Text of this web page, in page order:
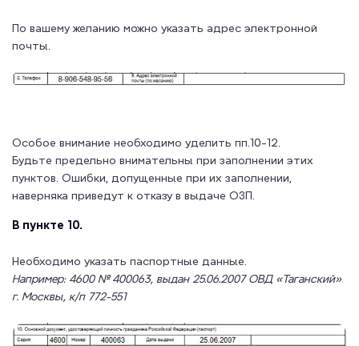
По вашему желанию можно указать адрес электронной
почты.
Особое внимание необходимо уделить пп.10-12.
Будьте предельно внимательны при заполнении этих
пунктов. Ошибки, допущенные при их заполнении,
наверняка приведут к отказу в выдаче ОЗП.
В пункте 10.
Необходимо указать паспортные данные.
Например: 4600 № 400063, выдан 25.06.2007 ОВД «Таганский»
г. Москвы, к/п 772-551